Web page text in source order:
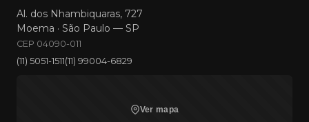
Al. dos Nhambiquaras, 727
Moema · São Paulo — SP
CEP 04090-011
(11) 5051-1511(11) 99004-6829
Ver mapa